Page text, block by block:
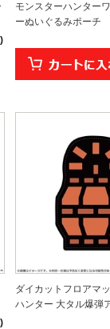
モンスターハンター
ーぬいぐるみポーチ
ダイカットフロアマ
ハンター 大タル爆弾